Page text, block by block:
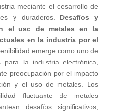
mediante el desarrollo de
y duraderos. Desafíos y
el uso de metales en la
en la industria por el
emerge como uno de
para la industria electrónica,
preocupación por el impacto
y el uso de metales. Los
fluctuante de metales
desafíos significativos,